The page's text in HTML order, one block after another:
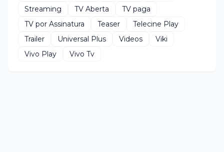
Streaming
TV Aberta
TV paga
TV por Assinatura
Teaser
Telecine Play
Trailer
Universal Plus Videos
Viki
Vivo Play
Vivo Tv